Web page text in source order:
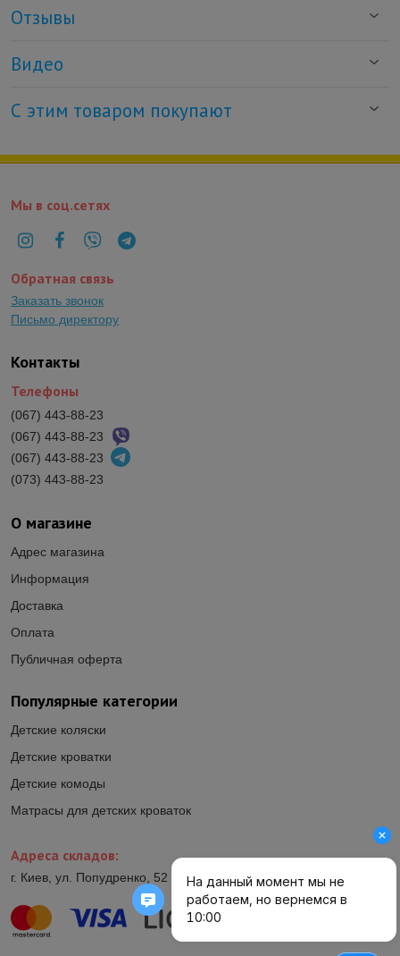
Отзывы
Видео
С этим товаром покупают
Популярные категории
Детские коляски
Детские кроватки
Детские комоды
Матрасы для детских кроваток
О магазине
Адрес магазина
Информация
Доставка
Оплата
Публичная оферта
Контакты
Телефоны
(067) 443-88-23
(067) 443-88-23
(067) 443-88-23
(073) 443-88-23
Адреса складов:
г. Киев, ул. Попудренко, 52 (ул.Гетьмана Павла Полуботка, 52)
Мы в соц.сетях
Обратная связь
Заказать звонок
Письмо директору